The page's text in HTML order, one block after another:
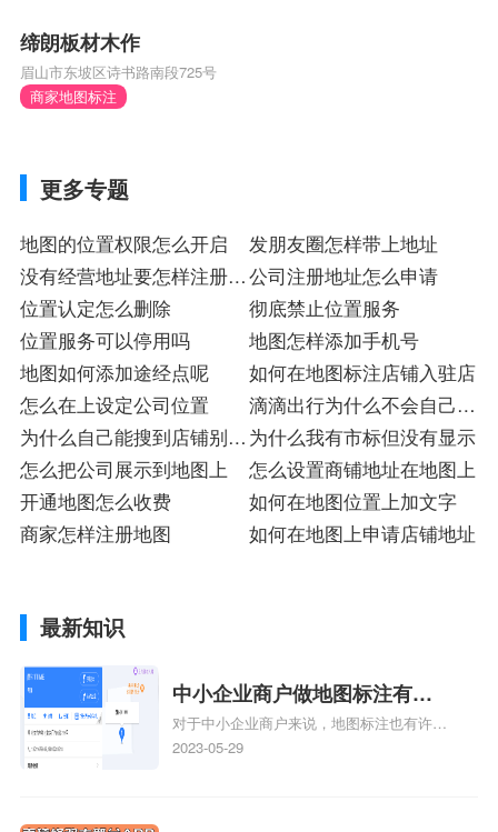
缔朗板材木作
眉山市东坡区诗书路南段725号
商家地图标注
更多专题
地图的位置权限怎么开启
发朋友圈怎样带上地址
没有经营地址要怎样注册公
司
公司注册地址怎么申请
位置认定怎么删除
彻底禁止位置服务
位置服务可以停用吗
地图怎样添加手机号
地图如何添加途经点呢
如何在地图标注店铺入驻店
怎么在上设定公司位置
滴滴出行为什么不会自己定
位
为什么自己能搜到店铺别人
看不到
为什么我有市标但没有显示
怎么把公司展示到地图上
怎么设置商铺地址在地图上
开通地图怎么收费
如何在地图位置上加文字
商家怎样注册地图
如何在地图上申请店铺地址
最新知识
中小企业商户做地图标注有什
么好处
对于中小企业商户来说，地图标注也有许多
好处，包括：提高可见性和曝光率：通过在
2023-05-29